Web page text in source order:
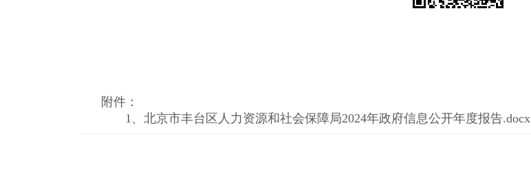
附件：
1、 北京市丰台区人力资源和社会保障局2024年政府信息公开年度报告.docx